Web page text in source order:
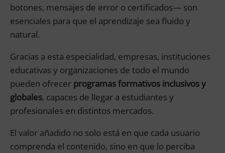
botones, mensajes de error o certificados— son
esenciales para que el aprendizaje sea fluido y
natural.
Gracias a esta especialidad, empresas, instituciones
educativas y organizaciones de todo el mundo
pueden ofrecer programas formativos inclusivos y
globales, capaces de llegar a estudiantes y
profesionales en distintos mercados.
El valor añadido no solo está en que cada usuario
comprenda el contenido, sino en que lo perciba